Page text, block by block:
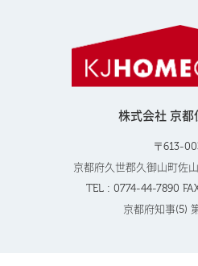
株式会社 京都
〒613-
京都府久世郡久御山町佐
TEL : 0774-44-7890
京都府知事(5)